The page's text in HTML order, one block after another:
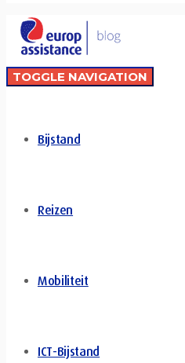
TOGGLE NAVIGATION
Bijstand
Reizen
Mobiliteit
ICT-Bijstand